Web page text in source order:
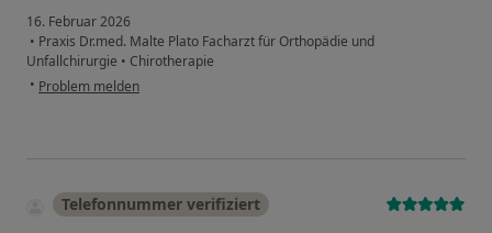
16. Februar 2026
• Praxis Dr.med. Malte Plato Facharzt für Orthopädie und
Unfallchirurgie • Chirotherapie
• Problem melden
Telefonnummer verifiziert